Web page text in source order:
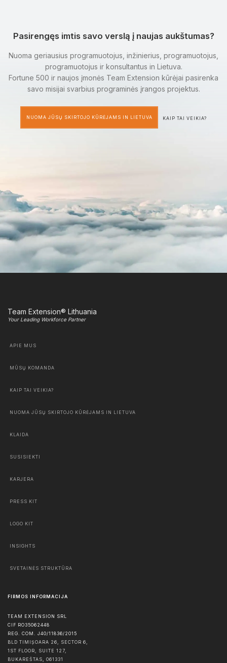
Pasirengęs imtis savo verslą į naujas aukštumas?
Nuoma geriausius programuotojus, inžinierius, programuotojus,
programuotojus ir konsultantus in Lietuva.
Fortune 500 ir naujos įmonės Team Extension kūrėjai pasirenka
savo misijai svarbius programinės įrangos projektus.
NUOMA JŪSŲ SKIRTOJO KŪRĖJAMS IN LIETUVA KAIP TAI VEIKIA?
Team Extension® Lithuania
Your Leading Workforce Partner
APIE MUS
MŪSŲ KOMANDA
KAIP TAI VEIKIA?
NUOMA JŪSŲ SKIRTOJO KŪRĖJAMS IN LIETUVA
KLAIDA
SUSISIEKTI
KARJERA
PRESS KIT
LOGO KIT
INSIGHTS
SVETAINĖS STRUKTŪRA
FIRMOS INFORMACIJA
TEAM EXTENSION SRL
CIF RO35062448
REG. COM. J40/11836/2015
BLD TIMIȘOARA 26, SECTOR 6,
1ST FLOOR, SUITE 127,
BUKAREŠTAS, 061331